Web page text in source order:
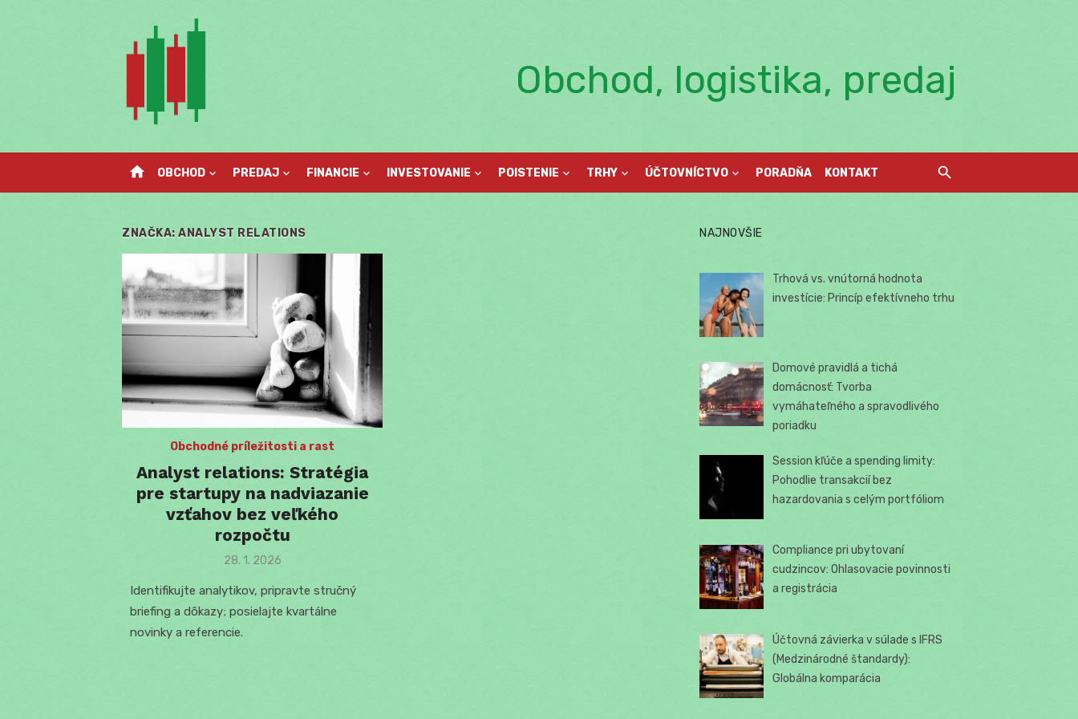
Obchod, logistika, predaj
home OBCHOD PREDAJ FINANCIE INVESTOVANIE POISTENIE TRHY ÚČTOVNÍCTVO PORADŇA KONTAKT
ZNAČKA: ANALYST RELATIONS
Obchodné príležitosti a rast
Analyst relations: Stratégia
pre startupy na nadviazanie
vzťahov bez veľkého
rozpočtu
Posted
28. 1. 2026
Identifikujte analytikov, pripravte stručný
briefing a dôkazy; posielajte kvartálne
novinky a referencie.
NAJNOVŠIE
Trhová vs. vnútorná hodnota
investície: Princíp efektívneho trhu
Domové pravidlá a tichá
domácnosť: Tvorba
vymáhateľného a spravodlivého
poriadku
Session kľúče a spending limity:
Pohodlie transakcií bez
hazardovania s celým portfóliom
Compliance pri ubytovaní
cudzincov: Ohlasovacie povinnosti
a registrácia
Účtovná závierka v súlade s IFRS
(Medzinárodné štandardy):
Globálna komparácia